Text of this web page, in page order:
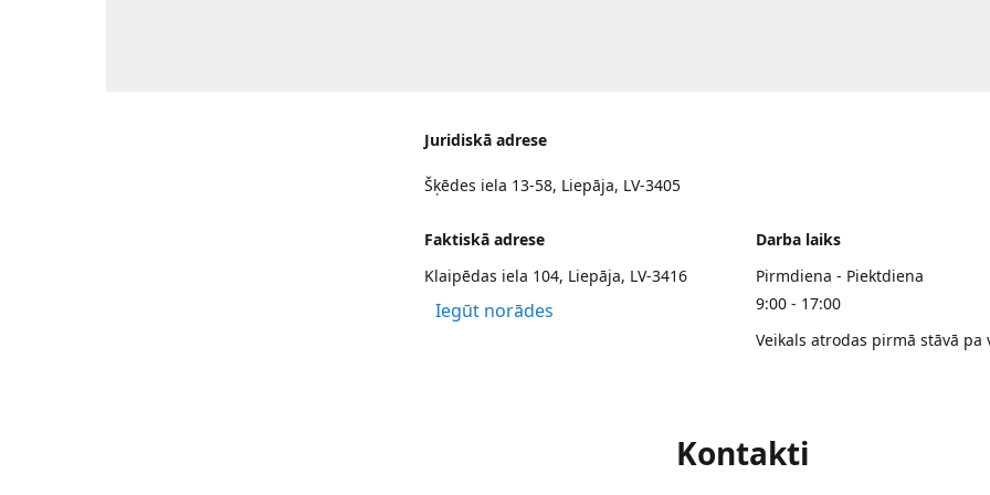
Juridiskā adrese
Šķēdes iela 13-58, Liepāja, LV-3405
Faktiskā adrese
Klaipēdas iela 104, Liepāja, LV-3416
Iegūt norādes
Darba laiks
Pirmdiena - Piektdiena
9:00 - 17:00
Veikals atrodas pirmā stāvā pa
Kontakti